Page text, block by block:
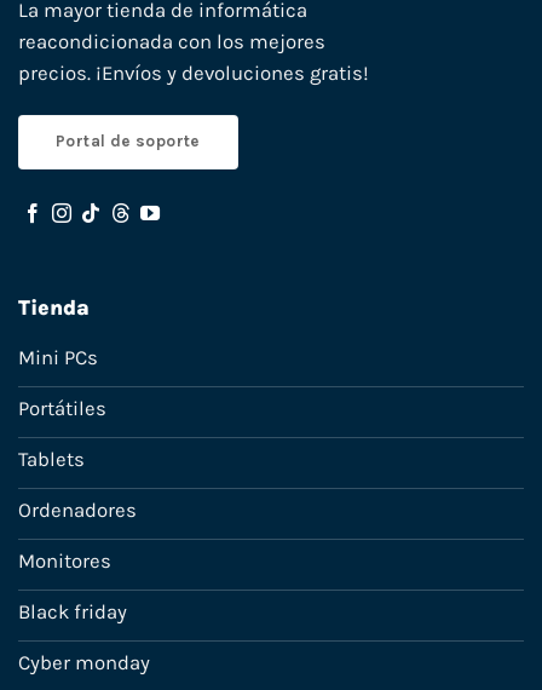
La mayor tienda de informática
reacondicionada con los mejores
precios. ¡Envíos y devoluciones gratis!
Portal de soporte
Tienda
Mini PCs
Portátiles
Tablets
Ordenadores
Monitores
Black friday
Cyber monday